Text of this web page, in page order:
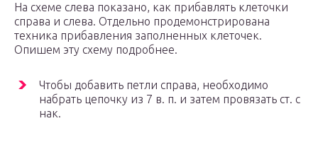
На схеме слева показано, как прибавлять клеточки
справа и слева. Отдельно продемонстрирована
техника прибавления заполненных клеточек.
Опишем эту схему подробнее.
Чтобы добавить петли справа, необходимо
набрать цепочку из 7 в. п. и затем провязать ст. с
нак.